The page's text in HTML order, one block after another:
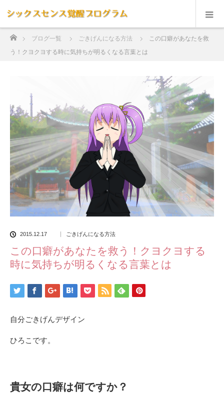
ブログ一覧 ごきげんになる方法
この口癖があなたを救
う！クヨクヨする時に気持ちが明るくなる言葉とは
2015.12.17 ごきげんになる方法
この口癖があなたを救う！クヨクヨする
時に気持ちが明るくなる言葉とは
自分ごきげんデザイン
ひろこです。
貴女の口癖は何ですか？